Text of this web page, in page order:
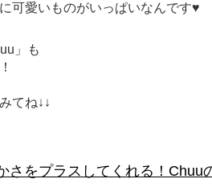
可愛いものがいっぱいなんです♥
」も
てね↓↓
さをプラスしてくれる！Chuu